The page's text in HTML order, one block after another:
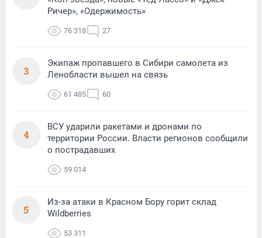
Ричер», «Одержимость»
76 318 27
3
Экипаж пропавшего в Сибири самолета из
Ленобласти вышел на связь
61 485 60
4
ВСУ ударили ракетами и дронами по
территории России. Власти регионов сообщили
о пострадавших
59 014
5
Из-за атаки в Красном Бору горит склад
Wildberries
53 311